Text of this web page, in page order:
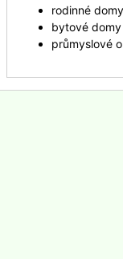
rodinné domy
bytové domy
průmyslové